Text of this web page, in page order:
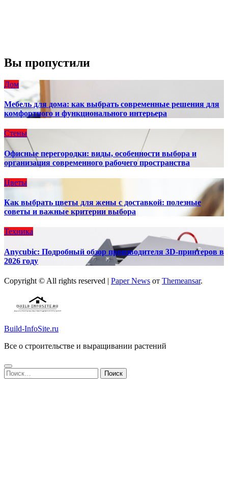
Вы пропустили
Дом
Мебель для дома: как выбрать современные решения для
комфортного и функционального интерьера
Стены
Офисные перегородки: виды, особенности выбора и
организация современного рабочего пространства
Цветы
Как выбрать цветы для жены с доставкой: полезные
советы и важные критерии выбора
Техника
Anycubic: Подробный обзор производителя 3D-принтеров в
2026 году
Copyright © All rights reserved | Paper News от Themeansar.
Build-InfoSite.ru
Все о строительстве и выращивании растений
Найти: